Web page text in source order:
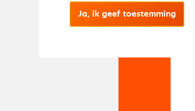
Ja, ik geef toestemming